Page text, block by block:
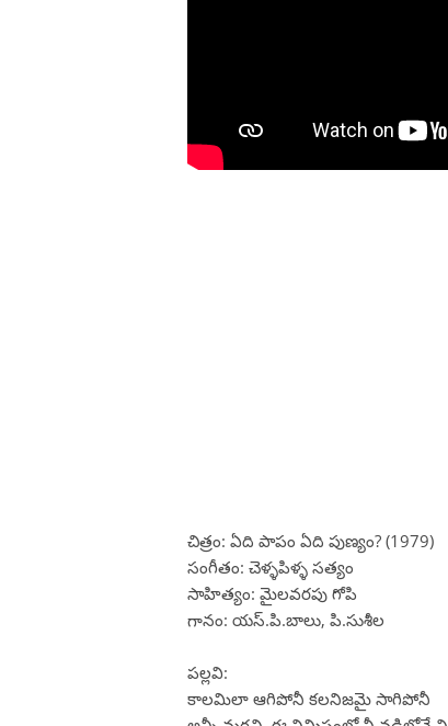
చిత్రం: ఏది పాపం ఏది పుణ్యం? (1979)
సంగీతం: చెళ్ళపిళ్ళ సత్యం
సాహిత్యం: మైలవరపు గోపి
గానం: యస్.పి.బాలు, పి.సుశీల
పల్లవి:
కాలమిలా ఆగిపోనీ కలనిజమై సాగిపోనీ